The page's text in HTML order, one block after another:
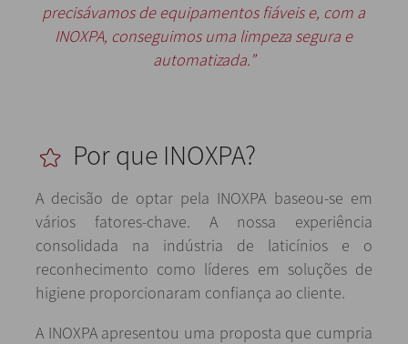
precisávamos de equipamentos fiáveis e, com a
INOXPA, conseguimos uma limpeza segura e
automatizada.”
Por que INOXPA?
A decisão de optar pela INOXPA baseou-se em
vários fatores-chave. A nossa experiência
consolidada na indústria de laticínios e o
reconhecimento como líderes em soluções de
higiene proporcionaram confiança ao cliente.
A INOXPA apresentou uma proposta que cumpria